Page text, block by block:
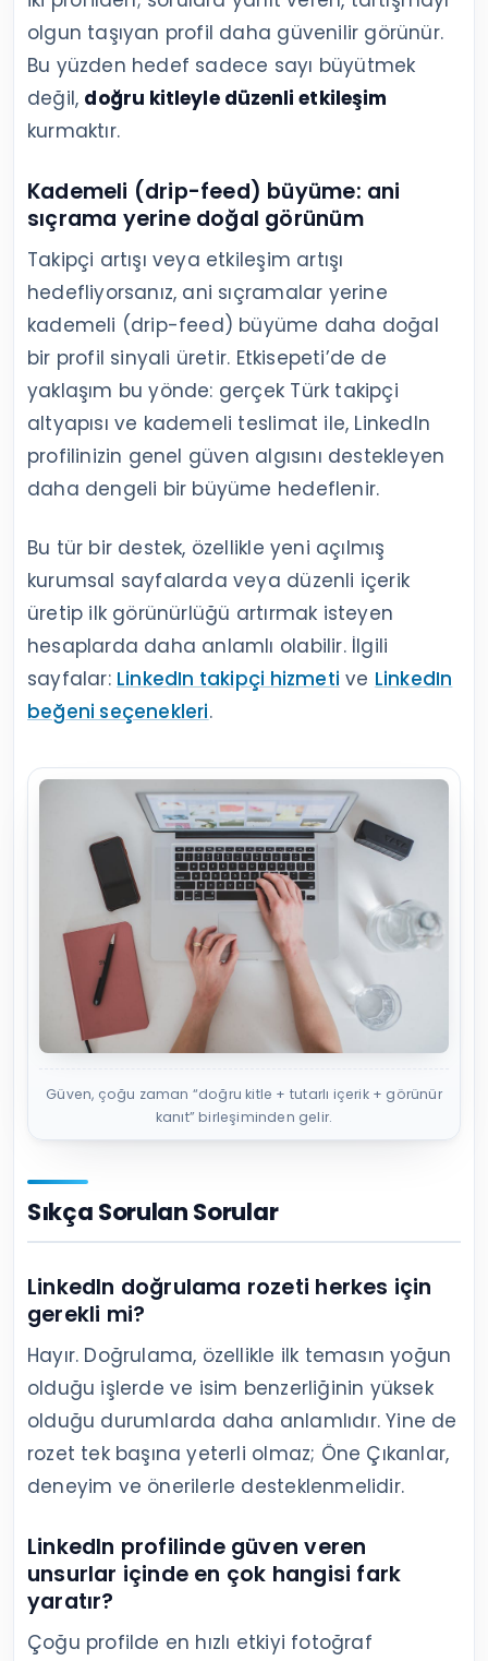
olgun taşıyan profil daha güvenilir görünür.
Bu yüzden hedef sadece sayı büyütmek
değil, doğru kitleyle düzenli etkileşim
kurmaktır.
Kademeli (drip-feed) büyüme: ani
sıçrama yerine doğal görünüm
Takipçi artışı veya etkileşim artışı
hedefliyorsanız, ani sıçramalar yerine
kademeli (drip-feed) büyüme daha doğal
bir profil sinyali üretir. Etkisepeti’de de
yaklaşım bu yönde: gerçek Türk takipçi
altyapısı ve kademeli teslimat ile, LinkedIn
profilinizin genel güven algısını destekleyen
daha dengeli bir büyüme hedeflenir.
Bu tür bir destek, özellikle yeni açılmış
kurumsal sayfalarda veya düzenli içerik
üretip ilk görünürlüğü artırmak isteyen
hesaplarda daha anlamlı olabilir. İlgili
sayfalar: LinkedIn takipçi hizmeti ve LinkedIn
beğeni seçenekleri.
Güven, çoğu zaman “doğru kitle + tutarlı içerik + görünür
kanıt” birleşiminden gelir.
Sıkça Sorulan Sorular
LinkedIn doğrulama rozeti herkes için
gerekli mi?
Hayır. Doğrulama, özellikle ilk temasın yoğun
olduğu işlerde ve isim benzerliğinin yüksek
olduğu durumlarda daha anlamlıdır. Yine de
rozet tek başına yeterli olmaz; Öne Çıkanlar,
deneyim ve önerilerle desteklenmelidir.
LinkedIn profilinde güven veren
unsurlar içinde en çok hangisi fark
yaratır?
Çoğu profilde en hızlı etkiyi fotoğraf